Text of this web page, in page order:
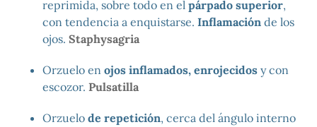
reprimida, sobre todo en el párpado superior,
con tendencia a enquistarse. Inflamación de los
ojos. Staphysagria
Orzuelo en ojos inflamados, enrojecidos y con
escozor. Pulsatilla
Orzuelo de repetición, cerca del ángulo interno